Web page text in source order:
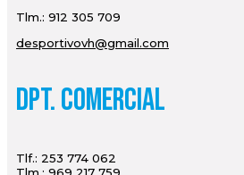
Tlm.: 912 305 709
desportivovh@gmail.com
Dpt. Comercial
Tlf.: 253 774 062